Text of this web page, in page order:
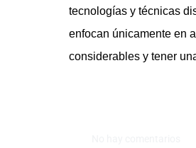
tecnologías y técnicas
enfocan únicamente en
considerables y tener